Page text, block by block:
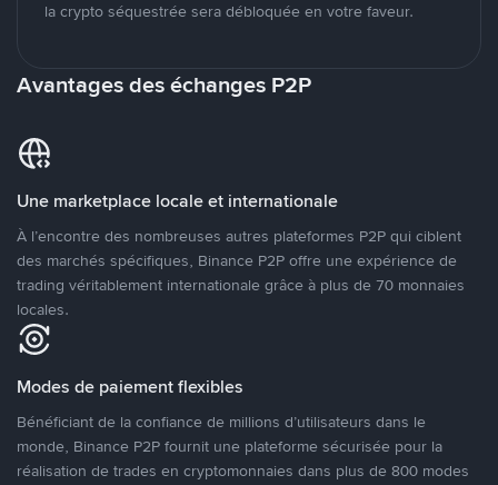
la crypto séquestrée sera débloquée en votre faveur.
Avantages des échanges P2P
Une marketplace locale et internationale
À l’encontre des nombreuses autres plateformes P2P qui ciblent
des marchés spécifiques, Binance P2P offre une expérience de
trading véritablement internationale grâce à plus de 70 monnaies
locales.
Modes de paiement flexibles
Bénéficiant de la confiance de millions d’utilisateurs dans le
monde, Binance P2P fournit une plateforme sécurisée pour la
réalisation de trades en cryptomonnaies dans plus de 800 modes